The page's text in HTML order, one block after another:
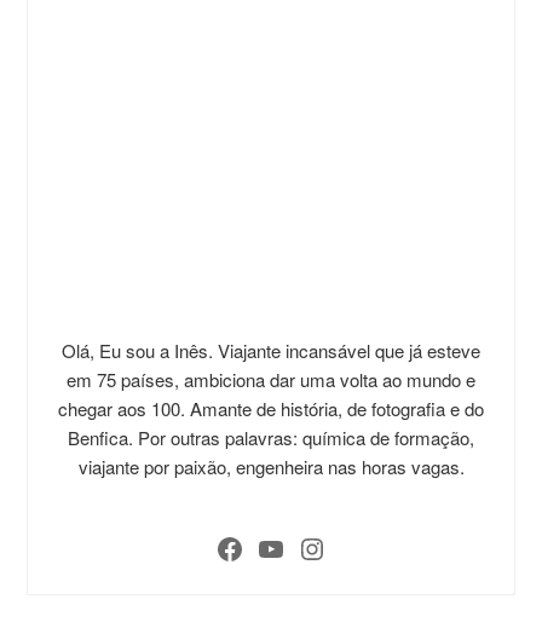
Olá, Eu sou a Inês. Viajante incansável que já esteve
em 75 países, ambiciona dar uma volta ao mundo e
chegar aos 100. Amante de história, de fotografia e do
Benfica. Por outras palavras: química de formação,
viajante por paixão, engenheira nas horas vagas.